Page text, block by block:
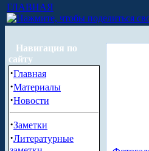
ГЛАВНАЯ
Навигация по
сайту
·Главная
·Материалы
·Новости
·Заметки
·Литературные